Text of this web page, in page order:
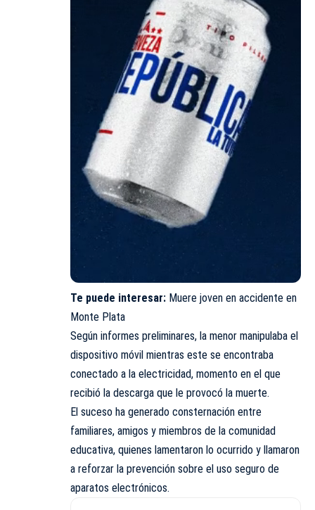
Te puede interesar: Muere joven en accidente en
Monte Plata
Según informes preliminares, la menor manipulaba el
dispositivo móvil mientras este se encontraba
conectado a la electricidad, momento en el que
recibió la descarga que le provocó la muerte.
El suceso ha generado consternación entre
familiares, amigos y miembros de la comunidad
educativa, quienes lamentaron lo ocurrido y llamaron
a reforzar la prevención sobre el uso seguro de
aparatos electrónicos.